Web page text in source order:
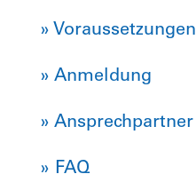
» Voraussetzungen
» Anmeldung
» Ansprechpartner
» FAQ